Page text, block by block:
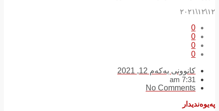
١٢\١٢\٢٠٢١
0
0
0
0
کانوونی یەکەم 12, 2021
7:31 am
No Comments
پەیوەندیدار